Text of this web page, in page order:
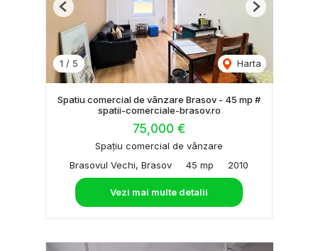
1 / 5 Harta
Previous Next
Spatiu comercial de vânzare Brasov - 45 mp #
spatii-comerciale-brasov.ro
75,000 €
Spațiu comercial de vânzare
Brasovul Vechi, Brasov
45 mp 2010
Vezi mai multe detalii